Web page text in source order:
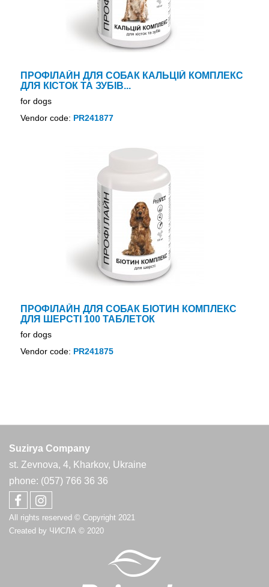
ПРОФІЛАЙН ДЛЯ СОБАК КАЛЬЦІЙ КОМПЛЕКС
ДЛЯ КІСТОК ТА ЗУБІВ...
for dogs
Vendor code: PR241877
ПРОФІЛАЙН ДЛЯ СОБАК БІОТИН КОМПЛЕКС
ДЛЯ ШЕРСТІ 100 ТАБЛЕТОК
for dogs
Vendor code: PR241875
Suzirya Company
st. Zevnova, 4, Kharkov, Ukraine
phone: (057) 766 36 36
All rights reserved © Copyright 2021
Created by ЧИСЛА © 2020